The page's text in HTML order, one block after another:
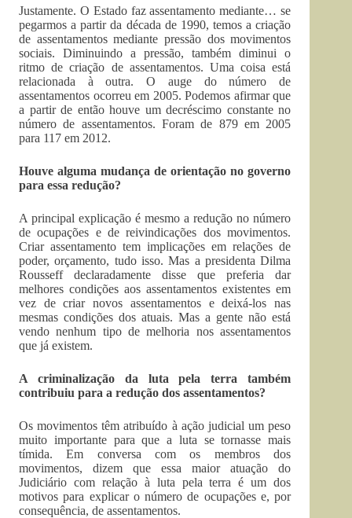
Justamente. O Estado faz assentamento mediante… se
pegarmos a partir da década de 1990, temos a criação
de assentamentos mediante pressão dos movimentos
sociais. Diminuindo a pressão, também diminui o
ritmo de criação de assentamentos. Uma coisa está
relacionada à outra. O auge do número de
assentamentos ocorreu em 2005. Podemos afirmar que
a partir de então houve um decréscimo constante no
número de assentamentos. Foram de 879 em 2005
para 117 em 2012.
Houve alguma mudança de orientação no governo
para essa redução?
A principal explicação é mesmo a redução no número
de ocupações e de reivindicações dos movimentos.
Criar assentamento tem implicações em relações de
poder, orçamento, tudo isso. Mas a presidenta Dilma
Rousseff declaradamente disse que preferia dar
melhores condições aos assentamentos existentes em
vez de criar novos assentamentos e deixá-los nas
mesmas condições dos atuais. Mas a gente não está
vendo nenhum tipo de melhoria nos assentamentos
que já existem.
A criminalização da luta pela terra também
contribuiu para a redução dos assentamentos?
Os movimentos têm atribuído à ação judicial um peso
muito importante para que a luta se tornasse mais
tímida. Em conversa com os membros dos
movimentos, dizem que essa maior atuação do
Judiciário com relação à luta pela terra é um dos
motivos para explicar o número de ocupações e, por
consequência, de assentamentos.